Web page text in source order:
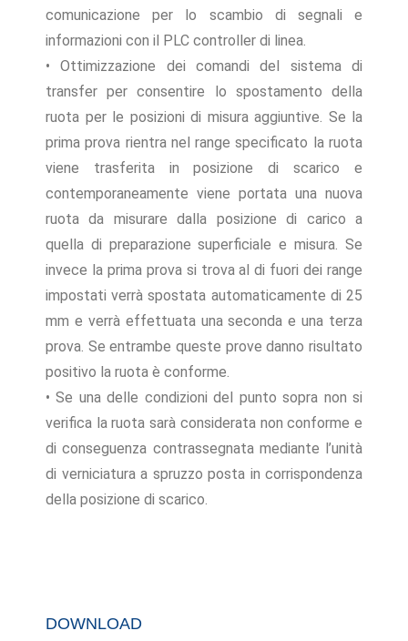
comunicazione per lo scambio di segnali e
informazioni con il PLC controller di linea.
• Ottimizzazione dei comandi del sistema di
transfer per consentire lo spostamento della
ruota per le posizioni di misura aggiuntive. Se la
prima prova rientra nel range specificato la ruota
viene trasferita in posizione di scarico e
contemporaneamente viene portata una nuova
ruota da misurare dalla posizione di carico a
quella di preparazione superficiale e misura. Se
invece la prima prova si trova al di fuori dei range
impostati verrà spostata automaticamente di 25
mm e verrà effettuata una seconda e una terza
prova. Se entrambe queste prove danno risultato
positivo la ruota è conforme.
• Se una delle condizioni del punto sopra non si
verifica la ruota sarà considerata non conforme e
di conseguenza contrassegnata mediante l’unità
di verniciatura a spruzzo posta in corrispondenza
della posizione di scarico.
DOWNLOAD